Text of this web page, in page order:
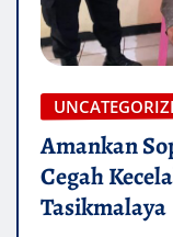
Amankan
Cegah
Tasikmalaya